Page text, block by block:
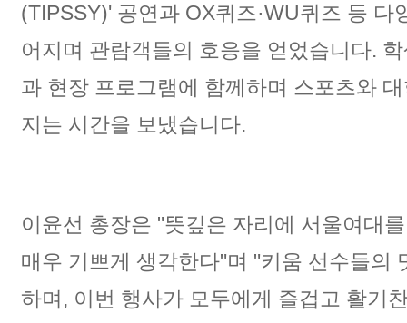
(TIPSSY)' 공연과 OX퀴즈·WU퀴즈 등 다
어지며 관람객들의 호응을 얻었습니다.
과 현장 프로그램에 함께하며 스포츠와
지는 시간을 보냈습니다.
이윤선 총장은 "뜻깊은 자리에 서울여대
매우 기쁘게 생각한다"며 "키움 선수들의
하며, 이번 행사가 모두에게 즐겁고 활기